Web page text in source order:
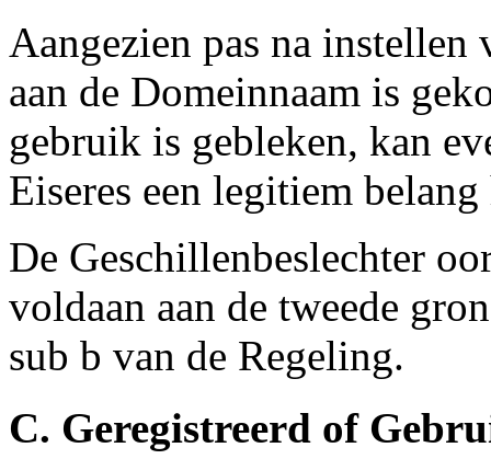
Aangezien pas na instellen
aan de Domeinnaam is
gebruik is gebleken, kan
Eiseres een legitiem
De Geschillenbeslechter
voldaan aan de tweede
sub b van de Regeling.
C. Geregistreerd of